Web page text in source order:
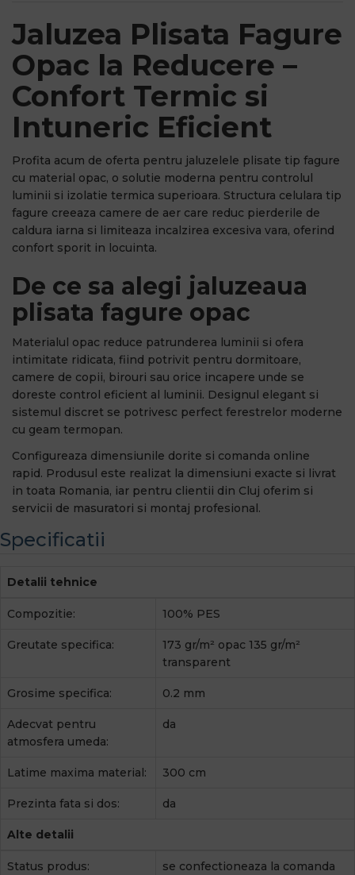
Jaluzea Plisata Fagure
Opac la Reducere –
Confort Termic si
Intuneric Eficient
Profita acum de oferta pentru jaluzelele plisate tip fagure
cu material opac, o solutie moderna pentru controlul
luminii si izolatie termica superioara. Structura celulara tip
fagure creeaza camere de aer care reduc pierderile de
caldura iarna si limiteaza incalzirea excesiva vara, oferind
confort sporit in locuinta.
De ce sa alegi jaluzeaua
plisata fagure opac
Materialul opac reduce patrunderea luminii si ofera
intimitate ridicata, fiind potrivit pentru dormitoare,
camere de copii, birouri sau orice incapere unde se
doreste control eficient al luminii. Designul elegant si
sistemul discret se potrivesc perfect ferestrelor moderne
cu geam termopan.
Configureaza dimensiunile dorite si comanda online
rapid. Produsul este realizat la dimensiuni exacte si livrat
in toata Romania, iar pentru clientii din Cluj oferim si
servicii de masuratori si montaj profesional.
Specificatii
Detalii tehnice
Compozitie: 100% PES
Greutate specifica:
173 gr/m² opac 135 gr/m²
transparent
Grosime specifica: 0.2 mm
Adecvat pentru
atmosfera umeda:
da
Latime maxima material: 300 cm
Prezinta fata si dos: da
Alte detalii
Status produs: se confectioneaza la comanda